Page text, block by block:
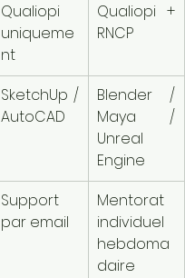
Qualiopi
uniqueme
nt
Qualiopi +
RNCP
SketchUp /
AutoCAD
Blender /
Maya /
Unreal
Engine
Support
par email
Mentorat
individuel
hebdoma
daire